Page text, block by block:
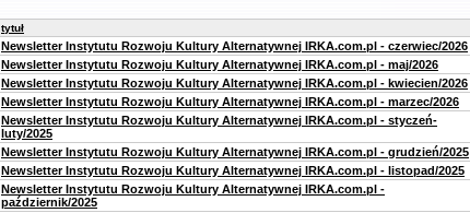
tytuł
Newsletter Instytutu Rozwoju Kultury Alternatywnej IRKA.com.pl - czerwiec/2026
Newsletter Instytutu Rozwoju Kultury Alternatywnej IRKA.com.pl - maj/2026
Newsletter Instytutu Rozwoju Kultury Alternatywnej IRKA.com.pl - kwiecien/2026
Newsletter Instytutu Rozwoju Kultury Alternatywnej IRKA.com.pl - marzec/2026
Newsletter Instytutu Rozwoju Kultury Alternatywnej IRKA.com.pl - styczeń-
luty/2025
Newsletter Instytutu Rozwoju Kultury Alternatywnej IRKA.com.pl - grudzień/2025
Newsletter Instytutu Rozwoju Kultury Alternatywnej IRKA.com.pl - listopad/2025
Newsletter Instytutu Rozwoju Kultury Alternatywnej IRKA.com.pl -
październik/2025